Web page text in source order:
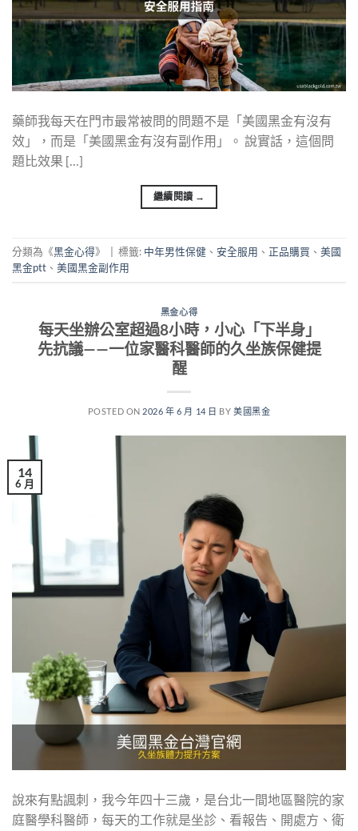
藥師我每天在門市最常被問的問題不是「美國黑金有沒有
效」，而是「美國黑金有沒有副作用」。 說實話，這個問
題比效果 […]
繼續閱讀 →
分類為《黑金心得》 標籤: 中年男性保健 、 安全服用 、 正品購買 、 美國
黑金ptt 、 美國黑金副作用
黑金心得
每天坐辦公室超過8小時，小心「下半身」
先抗議——一位家醫科醫師的久坐族保健提
醒
POSTED ON 2026 年 6 月 14 日 BY 美國黑金
14
6 月
說來有點諷刺，我今年四十三歲，是台北一間地區醫院的家
庭醫學科醫師，每天的工作就是坐診、看報告、開處方、衛